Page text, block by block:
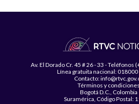
Av. El Dorado Cr. 45 # 26 - 33 - Teléfonos
Línea gratuita nacional:
Contacto:
Términos y condiciones
Bogotá D.C., Colombia
Suramérica, Código Postal: